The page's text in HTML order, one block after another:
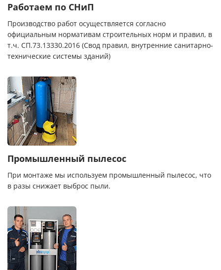
Работаем по СНиП
Производство работ осуществляется согласно
официальным нормативам строительных норм и правил, в
т.ч. СП.73.13330.2016 (Свод правил, внутренние санитарно-
технические системы зданий)
Промышленный пылесос
При монтаже мы используем промышленный пылесос, что
в разы снижает выброс пыли.